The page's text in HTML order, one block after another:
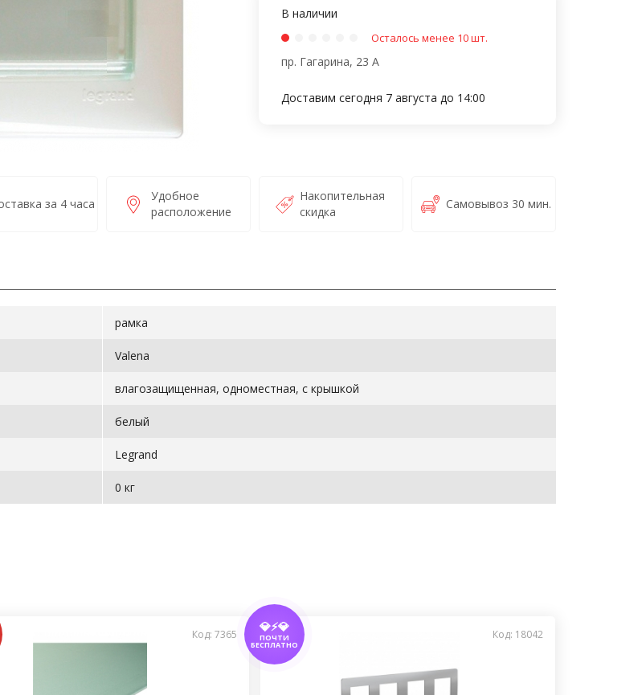
В наличии
Осталось менее 10 шт.
пр. Гагарина, 23 А
Доставим сегодня 7 августа до 14:00
за 4 часа
Удобное
расположение
Накопительная
скидка
Самовывоз 30 мин.
рамка
Valena
влагозащищенная, одноместная, с крышкой
белый
Legrand
0 кг
Код: 7365
💎⚡💎
ПОЧТИ
БЕСПЛАТНО
Код: 18042